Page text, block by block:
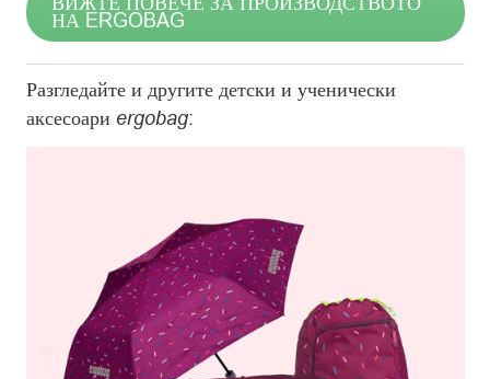
НА ERGOBAG
Разгледайте и другите детски и ученически
аксесоари ergobag: